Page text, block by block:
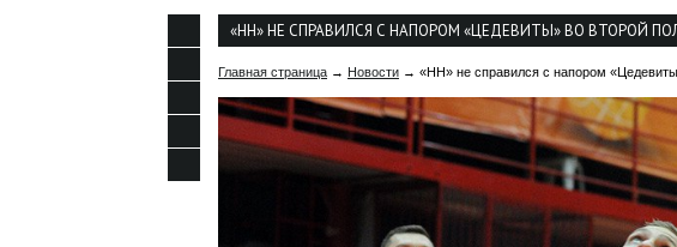
«НН» НЕ СПРАВИЛСЯ С НАПОРОМ «ЦЕДЕВИТЫ» ВО ВТОРОЙ
Главная страница → Новости → «НН» не справился с напором